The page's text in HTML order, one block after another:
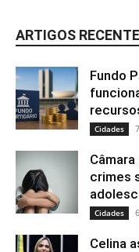
ARTIGOS
Fundo
Cidades
crimes
Cidades
Celina